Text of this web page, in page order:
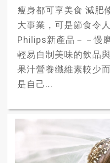
瘦身都可享美食 減肥
大事業，可是節食令
Philips新產品－－慢
輕易自制美味的飲品
果汁營養纖維素較少
是自己...